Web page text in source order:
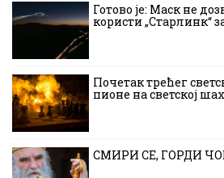
Готово је: Маск не
користи „Старлинк“
Почетак трећег
пионе на светској
СМИРИ СЕ, ГОРДИ